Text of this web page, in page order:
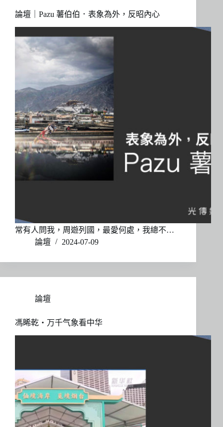
論壇｜Pazu 薯伯伯．表象為外，反昭內心
常有人問我，周遊列國，最愛何處，我總不…
論壇
2024-07-09
論壇
馮睎乾・万千气象看中华